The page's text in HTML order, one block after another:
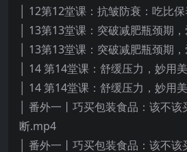
│ 12第12堂课：抗皱防衰：吃比
│ 13第13堂课：突破减肥瓶颈期
│ 13第13堂课：突破减肥瓶颈期
│ 14 第14堂课：舒缓压力，妙用
│ 14 第14堂课：舒缓压力，妙用
│ 番外一丨巧买包装食品：该不
断.mp4
│ 番外一丨巧买包装食品：该不